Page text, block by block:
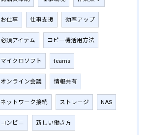
お仕事 仕事支援 効率アップ
必須アイテム コピー機活用方法
マイクロソフト teams
オンライン会議 情報共有
ネットワーク接続 ストレージ NAS
コンビニ 新しい働き方